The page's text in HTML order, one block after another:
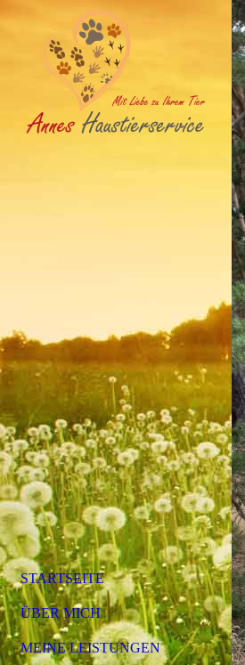
STARTSEITE
ÜBER MICH
MEINE LEISTUNGEN